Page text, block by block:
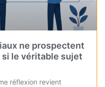
ne prospectent
si le véritable sujet
réflexion revient